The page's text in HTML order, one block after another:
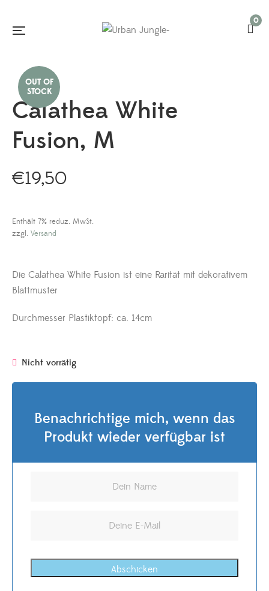
0
Calathea White
Fusion, M
€19,50
Enthält 7% reduz. MwSt.
zzgl. Versand
Die Calathea White Fusion ist eine Rarität mit dekorativem
Blattmuster
Durchmesser Plastiktopf: ca. 14cm
Nicht vorrätig
Benachrichtige mich, wenn das
Produkt wieder verfügbar ist
Abschicken